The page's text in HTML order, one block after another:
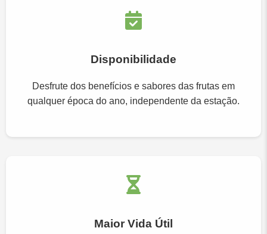
Disponibilidade
Desfrute dos benefícios e sabores das frutas em
qualquer época do ano, independente da estação.
Maior Vida Útil